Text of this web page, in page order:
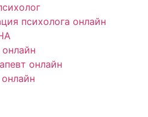
психолога онлайн
онлайн